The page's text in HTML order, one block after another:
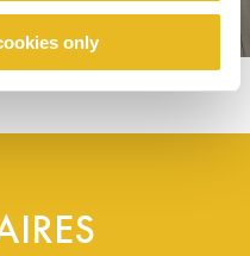
only